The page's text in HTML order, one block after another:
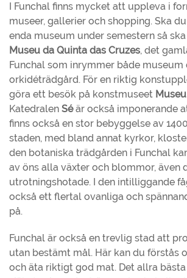
I Funchal finns mycket att uppleva i
museer, gallerier och shopping. Ska
enda museum under semestern så
Museu da Quinta das Cruzes, det
Funchal som inrymmer både museum
orkidéträdgård. För en riktig
göra ett besök på konstmuseet
Katedralen Séär också imponerande
finns också en stor bebyggelse av
staden, med bland annat kyrkor,
den botaniska trädgården i Funchal
av öns alla växter och blommor, även
utrotningshotade. I den intilliggande
också ett flertal ovanliga och
på.
Funchal är också en trevlig stad att
utan bestämt mål. Här kan du förstås
och äta riktigt god mat. Det allra